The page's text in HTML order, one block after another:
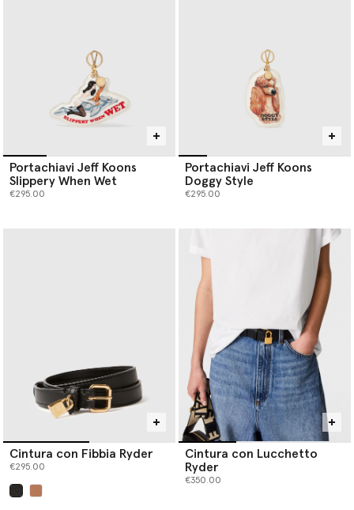
Portachiavi Jeff Koons
Slippery When Wet
€295.00
Portachiavi Jeff Koons
Doggy Style
€295.00
Cintura con Fibbia Ryder
€295.00
Cintura con Lucchetto
Ryder
€350.00